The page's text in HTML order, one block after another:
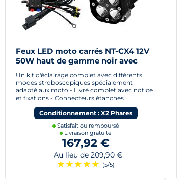
Feux LED moto carrés NT-CX4 12V
50W haut de gamme noir avec
Un kit d'éclairage complet avec différents
modes stroboscopiques spécialement
adapté aux moto - Livré complet avec notice
et fixations - Connecteurs étanches
Conditionnement : X2 Phares
Satisfait ou remboursé
Livraison gratuite
167,92 €
Au lieu de 209,90 €
★ ★ ★ ★ ★ (5/5)